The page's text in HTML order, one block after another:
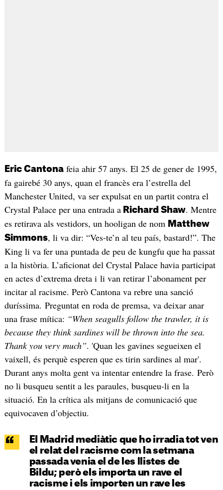
Eric Cantonafeia ahir 57 anys. El 25 de gener de 1995,
fa gairebé 30 anys, quan el francès era l’estrella del
Manchester United, va ser expulsat en un partit contra el
Crystal Palace per una entrada aRichard Shaw. Mentre
es retirava als vestidors, un hooligan de nom Matthew
Simmons, li va dir: “Ves-te’n al teu país, bastard!”. The
King li va fer una puntada de peu de kungfu que ha passat
a la història. L’aficionat del Crystal Palace havia participat
en actes d’extrema dreta i li van retirar l’abonament per
incitar al racisme. Però Cantona va rebre una sanció
duríssima. Preguntat en roda de premsa, va deixar anar
una frase mítica: “When seagulls follow the trawler, it is
because they think sardines will be thrown into the sea.
Thank you very much”. 'Quan les gavines segueixen el
vaixell, és perquè esperen que es tirin sardines al mar'.
Durant anys molta gent va intentar entendre la frase. Però
no li busqueu sentit a les paraules, busqueu-li en la
situació. En la crítica als mitjans de comunicació que
equivocaven d’objectiu.
EI Madrid mediàtic que ho irradia tot ven
el relat del racisme com la setmana
passada venia el de les llistes de
Bildu; però els importa un rave el
racisme i els importen un rave les